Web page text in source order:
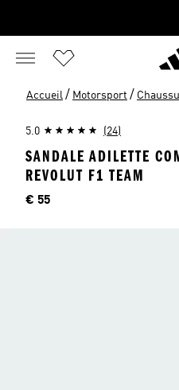
Accueil / Motorsport /
5.0 (24)
SANDALE ADILETTE
REVOLUT F1 TEAM
Price
€ 55